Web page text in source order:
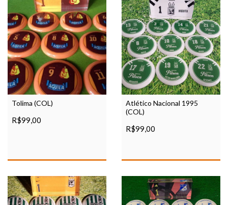
Tolima (COL)
R$99,00
Atlético Nacional 1995
(COL)
R$99,00